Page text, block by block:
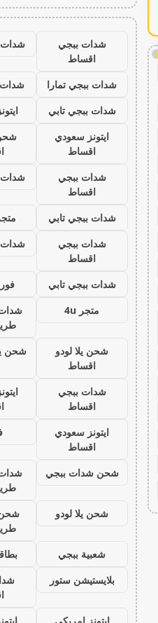
!
شدات ببجي
اقساط
شدات
شدات ببجي تمارا
شدات
شدات ببجي تابي
ايتونز سعودي
اقساط
شدات ببجي
اقساط
شدات
شدات ببجي تابي
شدات ببجي
اقساط
شدات
شدات ببجي تابي
متجر 4u
شحن يلا لودو
اقساط
شحن
شدات ببجي
اقساط
ايتونز سعودي
اقساط
شحن شدات ببجي
شحن يلا لودو
شعبية ببجي
بلايستيشن ستور